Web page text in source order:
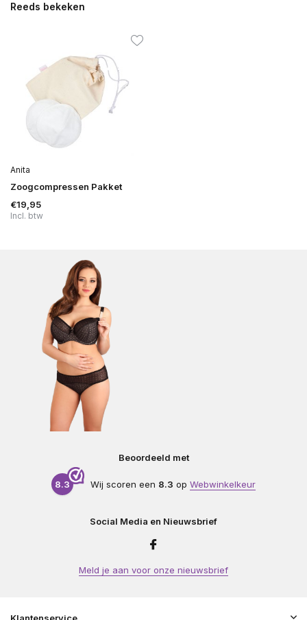
Reeds bekeken
Anita
Zoogcompressen Pakket
€19,95
Incl. btw
Beoordeeld met
8.3 Wij scoren een 8.3 op Webwinkelkeur
Social Media en Nieuwsbrief
Meld je aan voor onze nieuwsbrief